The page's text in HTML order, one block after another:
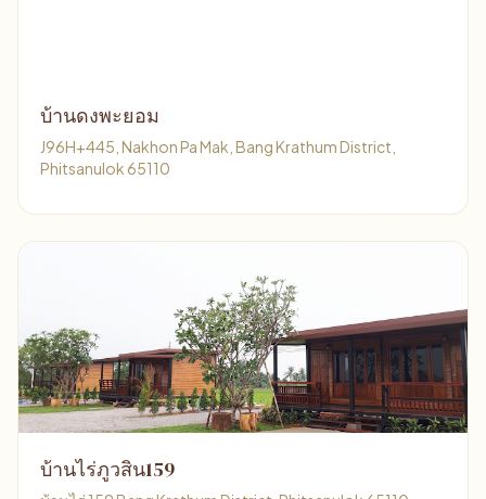
บ้านดงพะยอม
J96H+445, Nakhon Pa Mak, Bang Krathum District,
Phitsanulok 65110
บ้านไร่ภูวสิน159